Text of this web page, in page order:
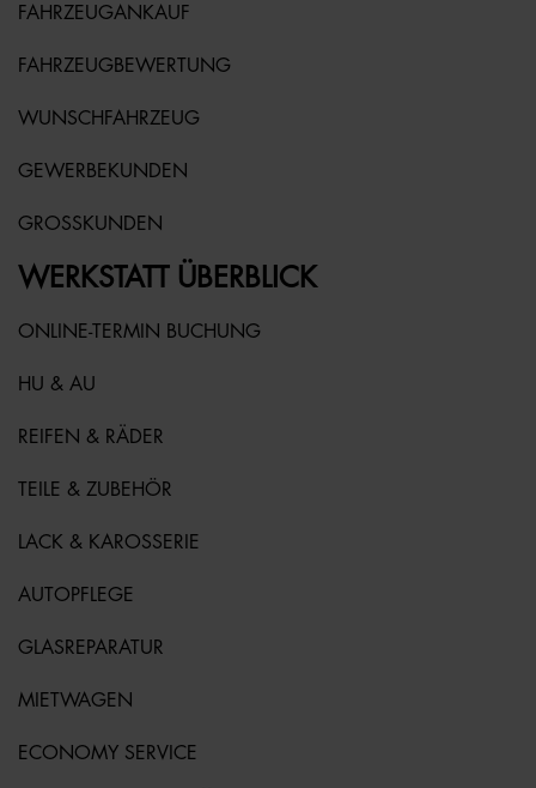
FAHRZEUGANKAUF
FAHRZEUGBEWERTUNG
WUNSCHFAHRZEUG
GEWERBEKUNDEN
GROSSKUNDEN
WERKSTATT ÜBERBLICK
ONLINE-TERMIN BUCHUNG
HU & AU
REIFEN & RÄDER
TEILE & ZUBEHÖR
LACK & KAROSSERIE
AUTOPFLEGE
GLASREPARATUR
MIETWAGEN
ECONOMY SERVICE